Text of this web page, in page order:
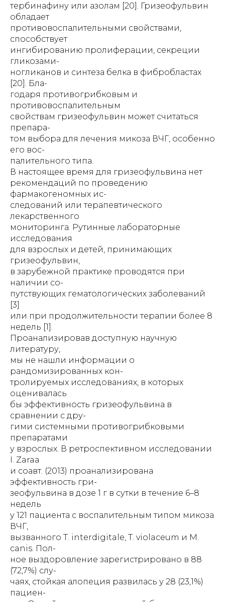
тербинафину или азолам [20]. Гризеофульвин
обладает
противовоспалительными свойствами,
способствует
ингибированию пролиферации, секреции
гликозами-
ногликанов и синтеза белка в фибробластах
[20]. Бла-
годаря противогрибковым и
противовоспалительным
свойствам гризеофульвин может считаться
препара-
том выбора для лечения микоза ВЧГ, особенно
его вос-
палительного типа.
В настоящее время для гризеофульвина нет
рекомендаций по проведению
фармакогеномных ис-
следований или терапевтического
лекарственного
мониторинга. Рутинные лабораторные
исследования
для взрослых и детей, принимающих
гризеофульвин,
в зарубежной практике проводятся при
наличии со-
путствующих гематологических заболеваний
[3]
или при продолжительности терапии более 8
недель [1].
Проанализировав доступную научную
литературу,
мы не нашли информации о
рандомизированных кон-
тролируемых исследованиях, в которых
оценивалась
бы эффективность гризеофульвина в
сравнении с дру-
гими системными противогрибковыми
препаратами
у взрослых. В ретроспективном исследовании
I. Zaraa
и соавт. (2013) проанализирована
эффективность гри-
зеофульвина в дозе 1 г в сутки в течение 6–8
недель
у 121 пациента с воспалительным типом микоза
ВЧГ,
вызванного T. interdigitale, T. violaceum и M.
canis. Пол-
ное выздоровление зарегистрировано в 88
(72,7%) слу-
чаях, стойкая алопеция развилась у 28 (23,1%)
пациен-